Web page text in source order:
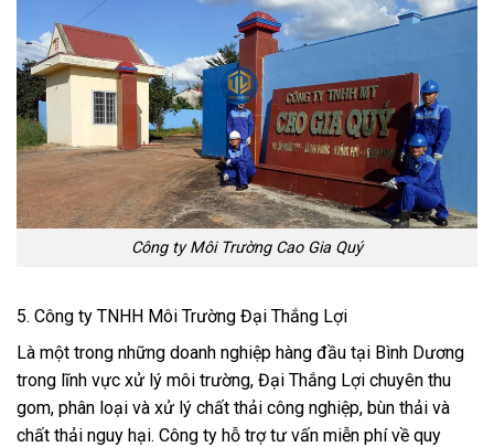
Công ty Môi Trường Cao Gia Quý
5. Công ty TNHH Môi Trường Đại Thắng Lợi
Là một trong những doanh nghiệp hàng đầu tại Bình Dương
trong lĩnh vực xử lý môi trường, Đại Thắng Lợi chuyên thu
gom, phân loại và xử lý chất thải công nghiệp, bùn thải và
chất thải nguy hại. Công ty hỗ trợ tư vấn miễn phí về quy